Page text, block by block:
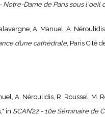
Dame de Paris sous l'oeil
A. Manuel, A.
d’une cathédrale, Paris Cité
A. Néroulidis, R. Roussel,
in SCAN’22 - 10e Séminaire